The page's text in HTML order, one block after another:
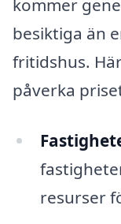
kommer
besiktiga än
fritidshus.
påverka
resurser